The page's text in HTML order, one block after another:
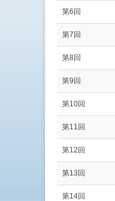
第6回
第7回
第8回
第9回
第10回
第11回
第12回
第13回
第14回